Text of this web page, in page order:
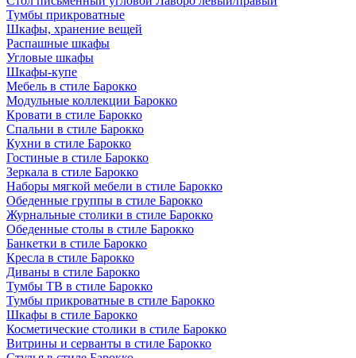
Тумбы прикроватные
Шкафы, хранение вещей
Распашные шкафы
Угловые шкафы
Шкафы-купе
Мебель в стиле Барокко
Модульные коллекции Барокко
Кровати в стиле Барокко
Спальни в стиле Барокко
Кухни в стиле Барокко
Гостиные в стиле Барокко
Зеркала в стиле Барокко
Наборы мягкой мебели в стиле Барокко
Обеденные группы в стиле Барокко
Журнальные столики в стиле Барокко
Обеденные столы в стиле Барокко
Банкетки в стиле Барокко
Кресла в стиле Барокко
Диваны в стиле Барокко
Тумбы ТВ в стиле Барокко
Тумбы прикроватные в стиле Барокко
Шкафы в стиле Барокко
Косметические столики в стиле Барокко
Витрины и серванты в стиле Барокко